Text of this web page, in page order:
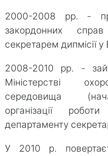
2000-2008 рр. -
закордонних
секретарем дипмісії у
2008-2010 рр. -
Міністерстві
середовища
організації
департаменту
У 2010 р.